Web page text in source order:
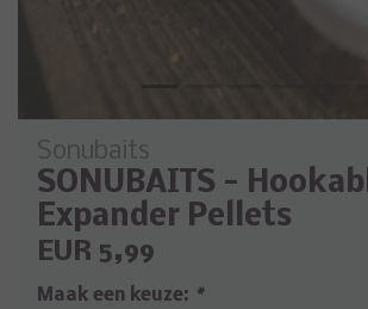
Sonubaits
SONUBAITS -
Expander Pellets
EUR 5,99
Maak een keuze: *